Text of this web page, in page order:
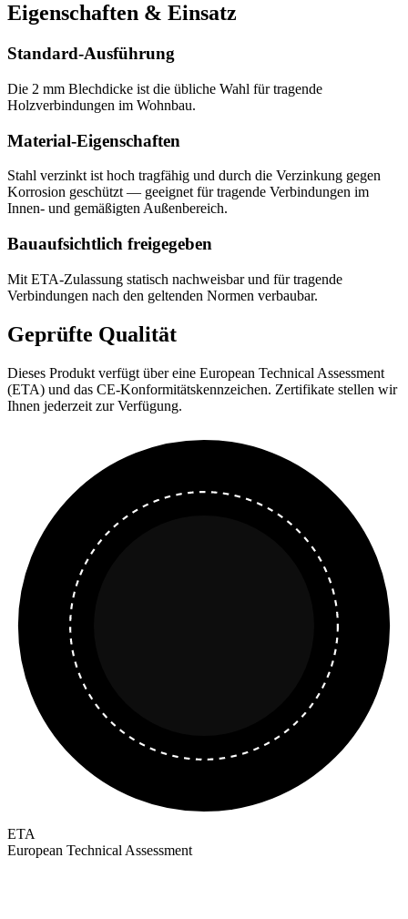
Eigenschaften & Einsatz
Standard-Ausführung
Die 2 mm Blechdicke ist die übliche Wahl für tragende
Holzverbindungen im Wohnbau.
Material-Eigenschaften
Stahl verzinkt ist hoch tragfähig und durch die Verzinkung gegen
Korrosion geschützt — geeignet für tragende Verbindungen im
Innen- und gemäßigten Außenbereich.
Bauaufsichtlich freigegeben
Mit ETA-Zulassung statisch nachweisbar und für tragende
Verbindungen nach den geltenden Normen verbaubar.
Geprüfte Qualität
Dieses Produkt verfügt über eine European Technical Assessment
(ETA) und das CE-Konformitätskennzeichen. Zertifikate stellen wir
Ihnen jederzeit zur Verfügung.
ETA
European Technical Assessment